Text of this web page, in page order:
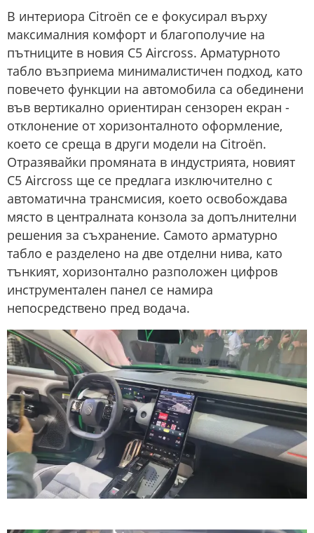
В интериора Citroën се е фокусирал върху
максималния комфорт и благополучие на
пътниците в новия C5 Aircross. Арматурното
табло възприема минималистичен подход, като
повечето функции на автомобила са обединени
във вертикално ориентиран сензорен екран -
отклонение от хоризонталното оформление,
което се среща в други модели на Citroën.
Отразявайки промяната в индустрията, новият
C5 Aircross ще се предлага изключително с
автоматична трансмисия, което освобождава
място в централната конзола за допълнителни
решения за съхранение. Самото арматурно
табло е разделено на две отделни нива, като
тънкият, хоризонтално разположен цифров
инструментален панел се намира
непосредствено пред водача.